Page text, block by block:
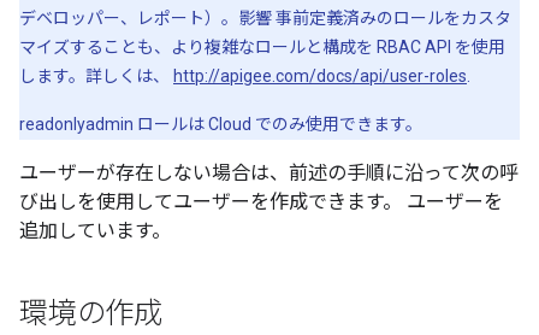
デベロッパー、レポート）。影響 事前定義済みのロールをカスタ
マイズすることも、より複雑なロールと構成を RBAC API を使用
します。詳しくは、
http://apigee.com/docs/api/user-roles
readonlyadmin ロールは Cloud でのみ使用できます。
ユーザーが存在しない場合は、前述の手順に沿って次の呼
び出しを使用してユーザーを作成できます。 ユーザーを
追加しています。
環境の作成